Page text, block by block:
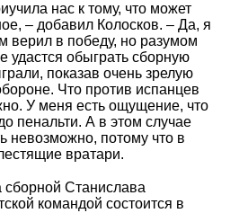
нас к тому, что может
– добавил Колосков. – Да, я
верил в победу, но разумом
удастся обыграть сборную
показав очень зрелую
Что против испанцев
У меня есть ощущение, что
пенальти. А в этом случае
невозможно, потому что в
вратари.
Станислава
командой состоится в